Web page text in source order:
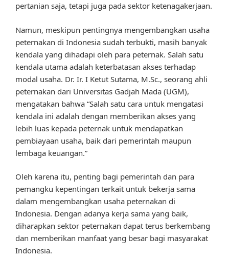
pertanian saja, tetapi juga pada sektor ketenagakerjaan.
Namun, meskipun pentingnya mengembangkan usaha
peternakan di Indonesia sudah terbukti, masih banyak
kendala yang dihadapi oleh para peternak. Salah satu
kendala utama adalah keterbatasan akses terhadap
modal usaha. Dr. Ir. I Ketut Sutama, M.Sc., seorang ahli
peternakan dari Universitas Gadjah Mada (UGM),
mengatakan bahwa “Salah satu cara untuk mengatasi
kendala ini adalah dengan memberikan akses yang
lebih luas kepada peternak untuk mendapatkan
pembiayaan usaha, baik dari pemerintah maupun
lembaga keuangan.”
Oleh karena itu, penting bagi pemerintah dan para
pemangku kepentingan terkait untuk bekerja sama
dalam mengembangkan usaha peternakan di
Indonesia. Dengan adanya kerja sama yang baik,
diharapkan sektor peternakan dapat terus berkembang
dan memberikan manfaat yang besar bagi masyarakat
Indonesia.